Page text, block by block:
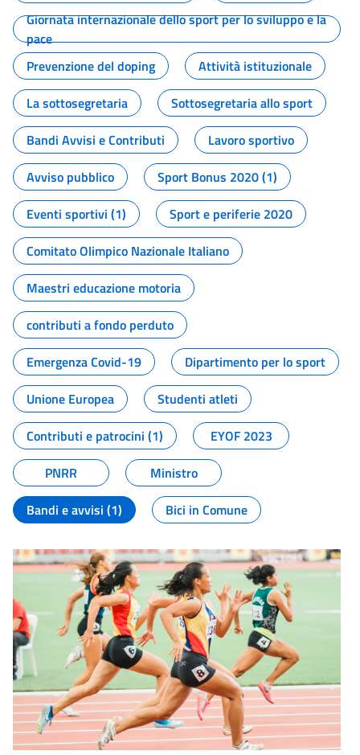
Giornata internazionale dello sport per lo sviluppo e la
pace
Prevenzione del doping
Attività istituzionale
La sottosegretaria
Sottosegretaria allo sport
Bandi Avvisi e Contributi
Lavoro sportivo
Avviso pubblico
Sport Bonus 2020 (1)
Eventi sportivi (1)
Sport e periferie 2020
Comitato Olimpico Nazionale Italiano
Maestri educazione motoria
contributi a fondo perduto
Emergenza Covid-19
Dipartimento per lo sport
Unione Europea
Studenti atleti
Contributi e patrocini (1)
EYOF 2023
PNRR
Ministro
Bandi e avvisi (1)
Bici in Comune